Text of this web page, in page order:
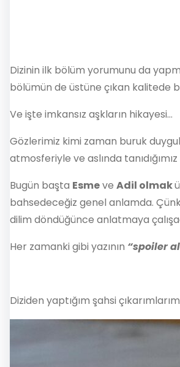
Dizinin ilk bölüm yorumunu da
bölümün de üstüne çıkan kalitede
Ve işte imkansız aşkların hikayesi…
Gözlerimiz kimi zaman buruk
atmosferiyle ve aslında
Bugün başta Esmeve Adil olmak
bahsedeceğiz genel anlamda.
dilim döndüğünce anlatmaya
Her zamanki gibi yazının “spoiler
Diziden yaptığım şahsi